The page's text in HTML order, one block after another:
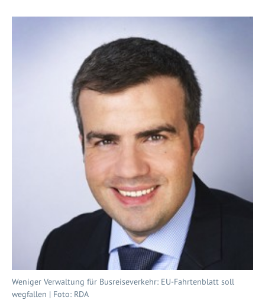
Weniger Verwaltung für Busreiseverkehr: EU-Fahrtenblatt soll
wegfallen | Foto: RDA